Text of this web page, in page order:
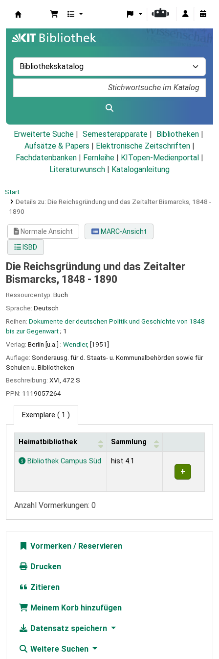
Erweiterte Suche Semesterapparate
Bibliotheken
Aufsätze & Papers
Elektronische Zeitschriften
Fachdatenbanken
Fernleihe KITopen-Medienportal
Literaturwunsch
Kataloganleitung
Start
Details zu: Die Reichsgründung und das Zeitalter Bismarcks, 1848 -
1890
Normale Ansicht
MARC-Ansicht
ISBD
Die Reichsgründung und das Zeitalter
Bismarcks, 1848 - 1890
Ressourcentyp: Buch
Sprache: Deutsch
Reihen: Dokumente der deutschen Politik und Geschichte von 1848
bis zur Gegenwart; 1
Verlag: Berlin [u.a.] : Wendler, [1951]
Auflage: Sonderausg. für d. Staats- u. Kommunalbehörden sowie für
Schulen u. Bibliotheken
Beschreibung: XVI, 472 S
PPN: 1119057264
Exemplare ( 1 )
Exemplare
Heimatbibliothek Sammlung
Bibliothek Campus Süd hist 4.1
Anzahl Vormerkungen: 0
Vormerken
Drucken
Zitieren
Meinem Korb hinzufügen
Datensatz speichern
Weitere Suchen